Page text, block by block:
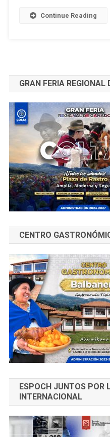
Continue Reading
GRAN FERIA
CENTRO
ESPOCH JUNTOS POR
INTERNACIONAL